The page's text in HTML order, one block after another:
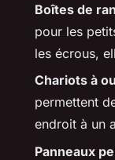
Boîtes de
pour les
les écrous,
Chariots à
permettent
endroit à un
Panneaux